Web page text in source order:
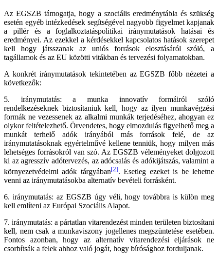
Az EGSZB támogatja, hogy a szociális eredménytábla és szükség
esetén egyéb intézkedések segítségével nagyobb figyelmet kapjanak
a pillér és a foglalkoztatáspolitikai iránymutatások hatásai és
eredményei. Az ezekkel a kérdésekkel kapcsolatos hatások szerepet
kell hogy játsszanak az uniós források elosztásáról szóló, a
tagállamok és az EU közötti vitákban és tervezési folyamatokban.
A konkrét iránymutatások tekintetében az EGSZB főbb nézetei a
következők:
5. iránymutatás: a munka innovatív formáiról szóló
rendelkezéseknek biztosítaniuk kell, hogy az ilyen munkavégzési
formák ne vezessenek az alkalmi munkák terjedéséhez, ahogyan ez
olykor feltételezhető. Örvendetes, hogy elmozdulás figyelhető meg a
munkát terhelő adók irányából más források felé, de az
iránymutatásoknak egyértelművé kellene tenniük, hogy milyen más
lehetséges forrásokról van szó. Az EGSZB véleményeket dolgozott
ki az agresszív adótervezés, az adócsalás és adókijátszás, valamint a
környezetvédelmi adók tárgyában[2]. Esetleg ezeket is be lehetne
venni az iránymutatásokba alternatív bevételi forrásként.
6. iránymutatás: az EGSZB úgy véli, hogy továbbra is külön meg
kell említeni az Európai Szociális Alapot.
7. iránymutatás: a pártatlan vitarendezést minden területen biztosítani
kell, nem csak a munkaviszony jogellenes megszüntetése esetében.
Fontos azonban, hogy az alternatív vitarendezési eljárások ne
csorbítsák a felek ahhoz való jogát, hogy bírósághoz forduljanak.